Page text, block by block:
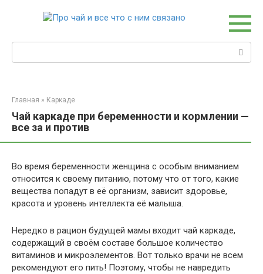
Поиск:
Главная » Каркаде
Чай каркаде при беременности и кормлении —
все за и против
Во время беременности женщина с особым вниманием
относится к своему питанию, потому что от того, какие
вещества попадут в её организм, зависит здоровье,
красота и уровень интеллекта её малыша.
Нередко в рацион будущей мамы входит чай каркаде,
содержащий в своём составе большое количество
витаминов и микроэлементов. Вот только врачи не всем
рекомендуют его пить! Поэтому, чтобы не навредить